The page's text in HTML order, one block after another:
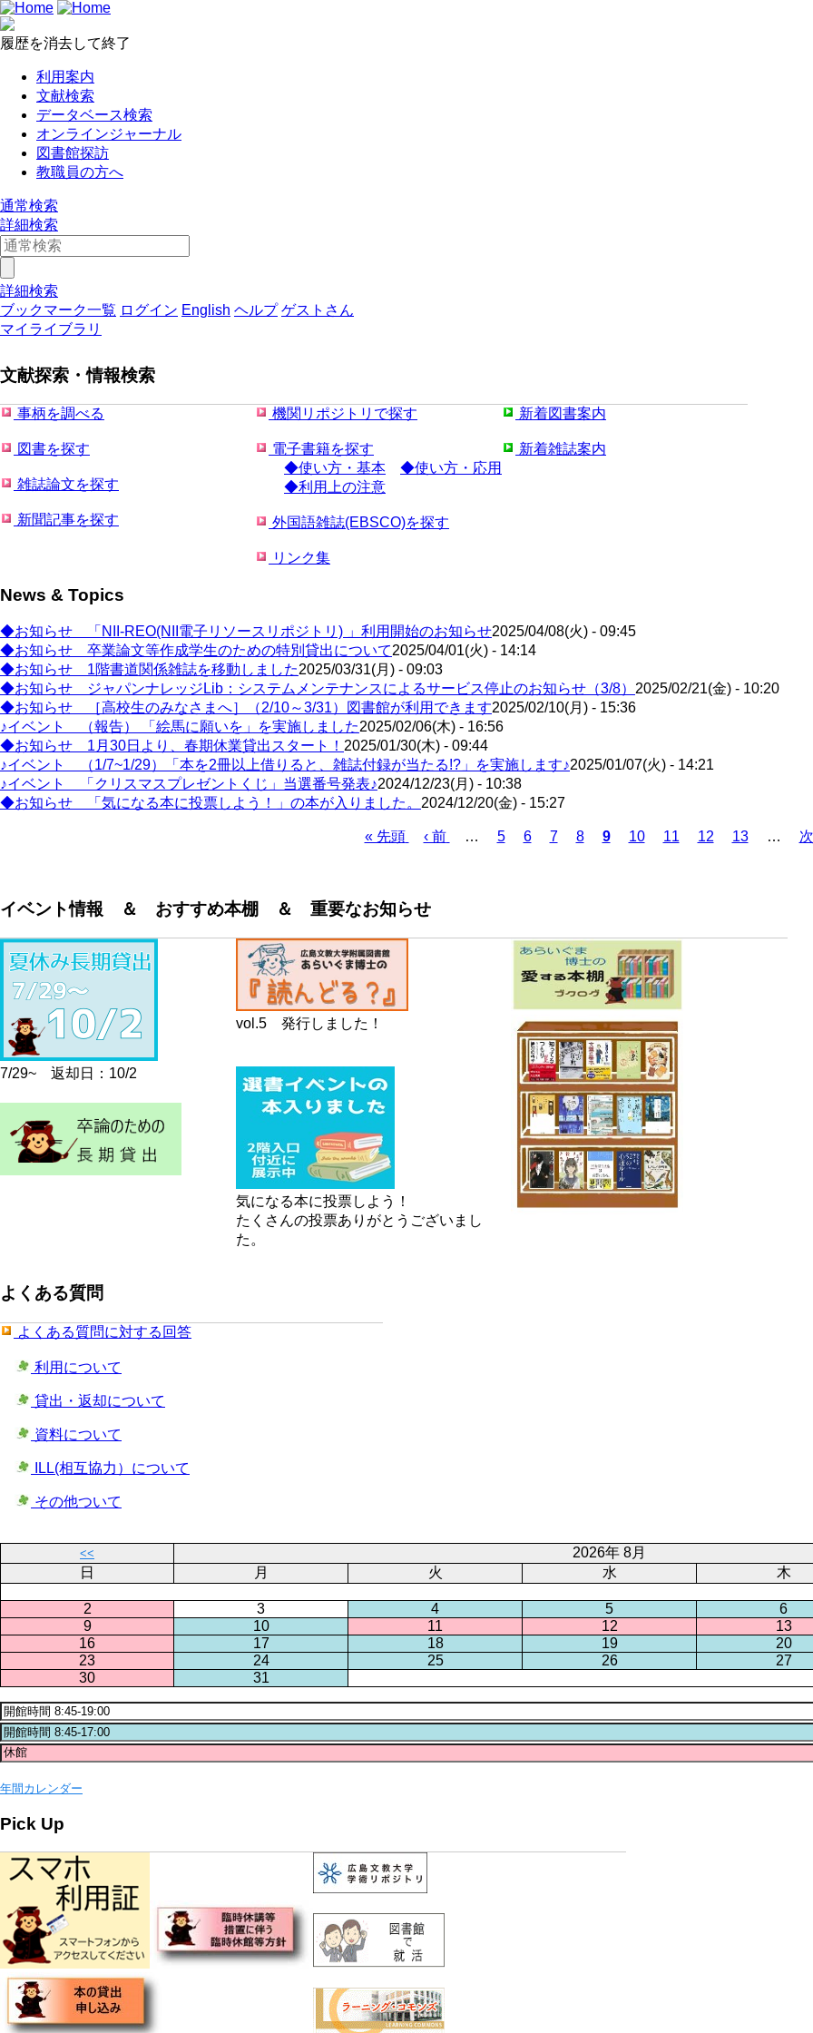
履歴を消去して終了
利用案内
文献検索
データベース検索
オンラインジャーナル
図書館探訪
教職員の方へ
通常検索
詳細検索
詳細検索
ブックマーク一覧 ログイン English ヘルプ ゲストさん
マイライブラリ
文献探索・情報検索
事柄を調べる
図書を探す
雑誌論文を探す
新聞記事を探す
機関リポジトリで探す
電子書籍を探す
◆使い方・基本
◆使い方・応用
◆利用上の注意
外国語雑誌(EBSCO)を探す
リンク集
新着図書案内
新着雑誌案内
News & Topics
◆お知らせ 「NII-REO(NII電子リソースリポジトリ) 」利用開始のお知らせ2025/04/08(火) - 09:45
◆お知らせ 卒業論文等作成学生のための特別貸出について2025/04/01(火) - 14:14
◆お知らせ 1階書道関係雑誌を移動しました2025/03/31(月) - 09:03
◆お知らせ ジャパンナレッジLib：システムメンテナンスによるサービス停止のお知らせ（3/8） 2025/02/21(金) - 10:20
◆お知らせ ［高校生のみなさまへ］（2/10～3/31）図書館が利用できます2025/02/10(月) - 15:36
♪イベント （報告） 「絵馬に願いを」を実施しました2025/02/06(木) - 16:56
◆お知らせ 1月30日より、春期休業貸出スタート！ 2025/01/30(木) - 09:44
♪イベント （1/7~1/29）「本を2冊以上借りると、雑誌付録が当たる!?」を実施します♪2025/01/07(火) - 14:21
♪イベント 「クリスマスプレゼントくじ」当選番号発表♪2024/12/23(月) - 10:38
◆お知らせ 「気になる本に投票しよう！」の本が入りました。 2024/12/20(金) - 15:27
送
先
ジ
« 先頭
前
‹ 前 … Page
5 Page
6 Page
7 Page
8
カ
9 Page
10 Page
11 Page
12 Page
13 …
次
イベント情報 ＆ おすすめ本棚 ＆ 重要なお知らせ
7/29~ 返却日：10/2
vol.5 発行しました！
気になる本に投票しよう！
たくさんの投票ありがとうございまし
た。
よくある質問
よくある質問に対する回答
利用について
貸出・返却について
資料について
ILL(相互協力）について
その他ついて
<< 2026年 8月
日 月 火 水 木
2
3 4 5 6
9
10 11 12 13
16
17 18 19 20
23
24 25 26 27
30
31
年間カレンダー
Pick Up